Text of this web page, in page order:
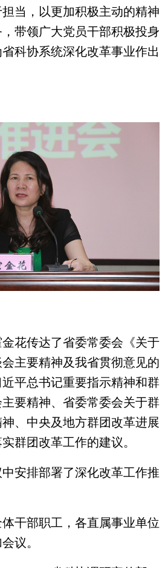
当，以更加积极主动的精神
带领广大党员干部积极投身
科协系统深化改革事业作出
花传达了省委常委会《关于
主要精神及我省贯彻意见的
平总书记重要指示精神和群
要精神、省委常委会关于群
、中央及地方群团改革进展
群团改革工作的建议。
排部署了深化改革工作推
部职工，各直属事业单位
议。